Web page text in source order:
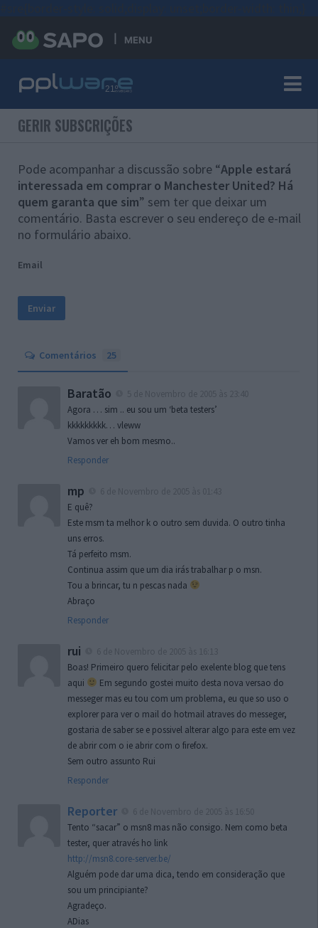
MENU
GERIR SUBSCRIÇÕES
Pode acompanhar a discussão sobre “Apple estará
interessada em comprar o Manchester United? Há
quem garanta que sim” sem ter que deixar um
comentário. Basta escrever o seu endereço de e-mail
no formulário abaixo.
Email
Comentários 25
Baratão
Agora … sim .. eu sou um ‘beta testers’
kkkkkkkkk… vleww
Vamos ver eh bom mesmo..
Responder
mp
E quê?
Este msm ta melhor k o outro sem duvida. O outro tinha
uns erros.
Tá perfeito msm.
Continua assim que um dia irás trabalhar p o msn.
Tou a brincar, tu n pescas nada
Abraço
Responder
rui
Boas! Primeiro quero felicitar pelo exelente blog que tens
aqui
Em segundo gostei muito desta nova versao do
messeger mas eu tou com um problema, eu que so uso o
explorer para ver o mail do hotmail atraves do messeger,
gostaria de saber se e possivel alterar algo para este em vez
de abrir com o ie abrir com o firefox.
Sem outro assunto Rui
Responder
Reporter
Tento “sacar” o msn8 mas não consigo. Nem como beta
tester, quer através ho link
http://msn8.core-server.be/
Alguém pode dar uma dica, tendo em consideração que
sou um principiante?
Agradeço.
ADias